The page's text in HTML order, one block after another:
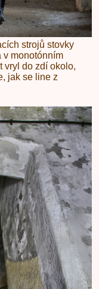
strojů stovky
v monotónním
vryl do zdí okolo,
jak se line z